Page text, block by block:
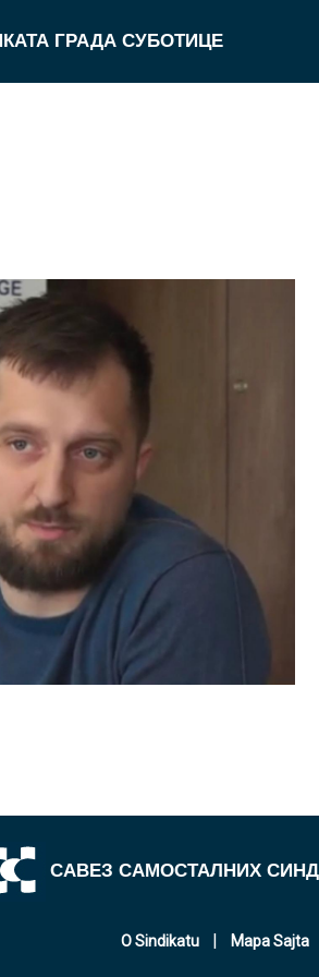
ГРАДА СУБОТИЦЕ
САВЕЗ САМОСТАЛНИХ
O Sindikatu Mapa Sajta